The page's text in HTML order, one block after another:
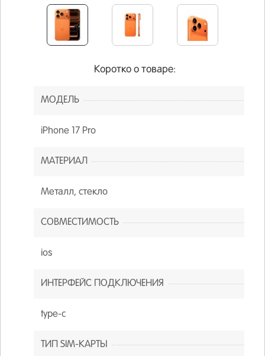
Коротко о товаре:
МОДЕЛЬ
iPhone 17 Pro
МАТЕРИАЛ
Металл, стекло
СОВМЕСТИМОСТЬ
ios
ИНТЕРФЕЙС ПОДКЛЮЧЕНИЯ
type-c
ТИП SIM-КАРТЫ